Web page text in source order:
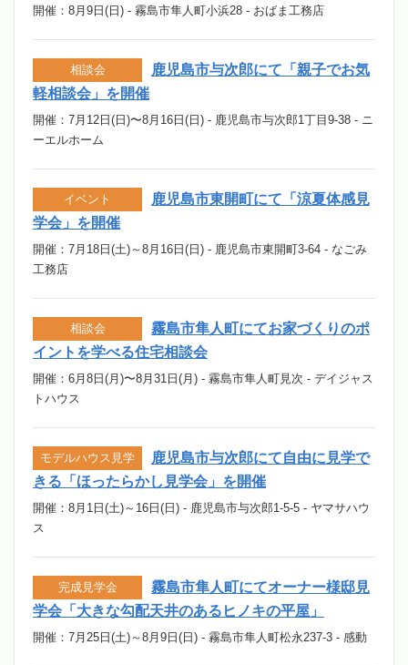
開催：8月9日(日) - 霧島市隼人町小浜28 - おばま工務店
鹿児島市与次郎にて「親子でお気
軽相談会」を開催
開催：7月12日(日)〜8月16日(日) - 鹿児島市与次郎1丁目9-38 - ニ
ーエルホーム
相談会
鹿児島市東開町にて「涼夏体感見
学会」を開催
開催：7月18日(土)～8月16日(日) - 鹿児島市東開町3-64 - なごみ
工務店
イベント
霧島市隼人町にてお家づくりのポ
イントを学べる住宅相談会
開催：6月8日(月)〜8月31日(月) - 霧島市隼人町見次 - デイジャス
トハウス
相談会
鹿児島市与次郎にて自由に見学で
きる「ほったらかし見学会」を開催
開催：8月1日(土)～16日(日) - 鹿児島市与次郎1-5-5 - ヤマサハウ
ス
モデルハウス見学
霧島市隼人町にてオーナー様邸見
学会「大きな勾配天井のあるヒノキの平屋」
開催：7月25日(土)～8月9日(日) - 霧島市隼人町松永237-3 - 感動
完成見学会